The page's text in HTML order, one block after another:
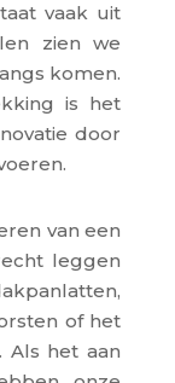
vaak uit
zien we
komen.
is het
door
van een
leggen
of het
Als het aan